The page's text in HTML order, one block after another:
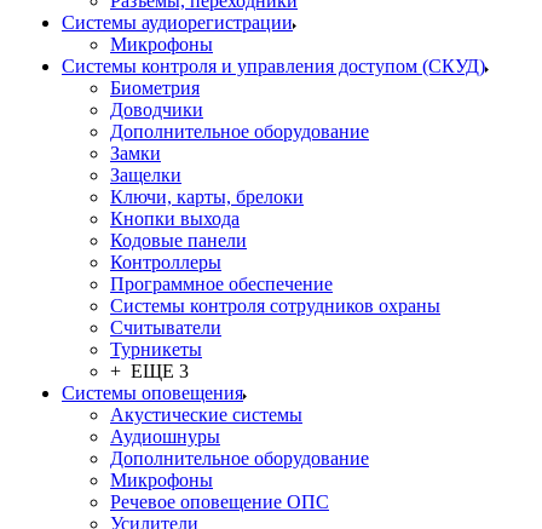
Системы аудиорегистрации
Микрофоны
Системы контроля и управления доступом (СКУД)
Биометрия
Доводчики
Дополнительное оборудование
Замки
Защелки
Ключи, карты, брелоки
Кнопки выхода
Кодовые панели
Контроллеры
Программное обеспечение
Системы контроля сотрудников охраны
Считыватели
Турникеты
+ ЕЩЕ 3
Системы оповещения
Акустические системы
Аудиошнуры
Дополнительное оборудование
Микрофоны
Речевое оповещение ОПС
Усилители